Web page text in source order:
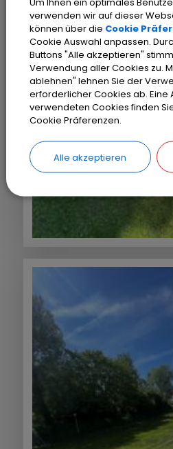
verwenden wir auf dieser
können über die Cookie
Cookie Auswahl anpassen.
Buttons "Alle akzeptieren"
Verwendung aller Cookies zu.
ablehnen" lehnen Sie der
erforderlicher Cookies ab. Eine
verwendeten Cookies finden
Cookie Präferenzen.
Alle akzeptieren